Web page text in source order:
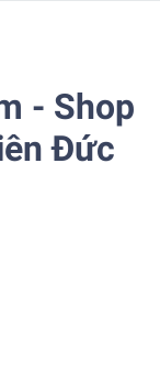
- Shop
Đức